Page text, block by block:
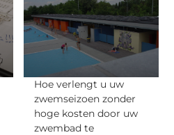
Hoe verlengt u uw
zwemseizoen zonder
hoge kosten door uw
zwembad te